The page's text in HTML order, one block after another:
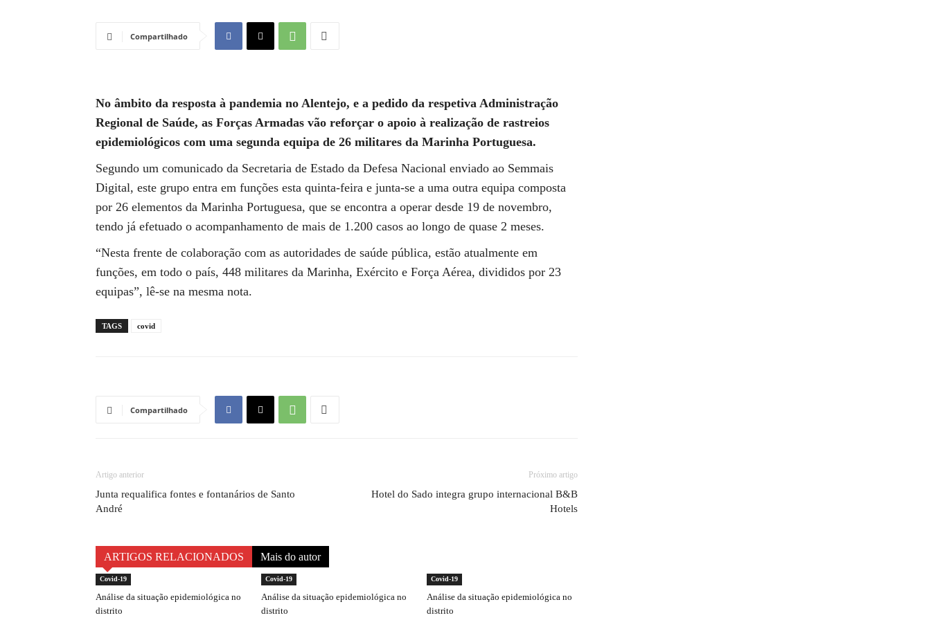
Compartilhado
No âmbito da resposta à pandemia no Alentejo, e a pedido da respetiva Administração
Regional de Saúde, as Forças Armadas vão reforçar o apoio à realização de rastreios
epidemiológicos com uma segunda equipa de 26 militares da Marinha Portuguesa.
Segundo um comunicado da Secretaria de Estado da Defesa Nacional enviado ao Semmais
Digital, este grupo entra em funções esta quinta-feira e junta-se a uma outra equipa composta
por 26 elementos da Marinha Portuguesa, que se encontra a operar desde 19 de novembro,
tendo já efetuado o acompanhamento de mais de 1.200 casos ao longo de quase 2 meses.
“Nesta frente de colaboração com as autoridades de saúde pública, estão atualmente em
funções, em todo o país, 448 militares da Marinha, Exército e Força Aérea, divididos por 23
equipas”, lê-se na mesma nota.
TAGS covid
Compartilhado
Artigo anterior
Junta requalifica fontes e fontanários de Santo
André
Próximo artigo
Hotel do Sado integra grupo internacional B&B
Hotels
ARTIGOS RELACIONADOS Mais do autor
Covid-19
Análise da situação epidemiológica no
distrito
Covid-19
Análise da situação epidemiológica no
distrito
Covid-19
Análise da situação epidemiológica no
distrito